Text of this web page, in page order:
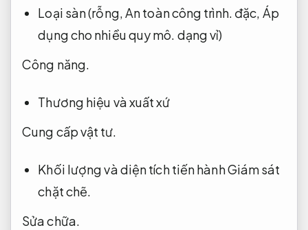
Loại sàn (rỗng,An toàn công trình. đặc, Áp
dụng cho nhiều quy mô. dạng vỉ)
Công năng.
Thương hiệu và xuất xứ
Cung cấp vật tư.
Khối lượng và diện tích tiến hànhGiám sát
chặt chẽ.
Sửa chữa.